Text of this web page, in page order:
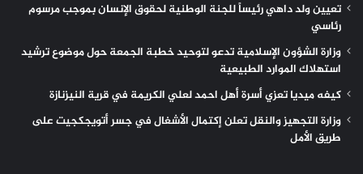
تعيين ولد داهي رئيساً للجنة الوطنية لحقوق الإنسان بموجب مرسوم
رئاسي
وزارة الشؤون الإسلامية تدعو لتوحيد خطبة الجمعة حول موضوع ترشيد
استهلاك الموارد الطبيعية
كيفه ميديا تعزي أسرة أهل احمد لعلي الكريمة في قرية النيزنازة
وزارة التجهيز والنقل تعلن إكتمال الأشغال في جسر أتويجكجيت على
طريق الأمل